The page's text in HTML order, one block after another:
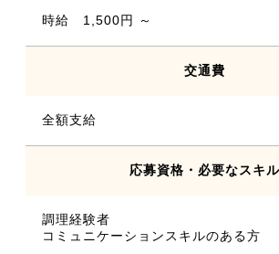
時給 1,500円 ～
交通費
全額支給
応募資格・必要なスキル
調理経験者
コミュニケーションスキルのある方